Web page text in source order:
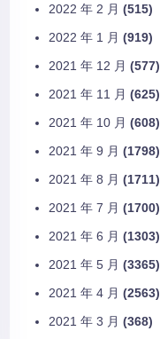
2022 年 2 月 (515)
2022 年 1 月 (919)
2021 年 12 月 (577)
2021 年 11 月 (625)
2021 年 10 月 (608)
2021 年 9 月 (1798)
2021 年 8 月 (1711)
2021 年 7 月 (1700)
2021 年 6 月 (1303)
2021 年 5 月 (3365)
2021 年 4 月 (2563)
2021 年 3 月 (368)